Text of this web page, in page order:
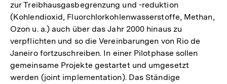
zur Treibhausgasbegrenzung und -reduktion
(Kohlendioxid, Fluorchlorkohlenwasserstoffe, Methan,
Ozon u. a.) auch über das Jahr 2000 hinaus zu
verpflichten und so die Vereinbarungen von Rio de
Janeiro fortzuschreiben. In einer Pilotphase sollen
gemeinsame Projekte gestartet und umgesetzt
werden (joint implementation). Das Ständige